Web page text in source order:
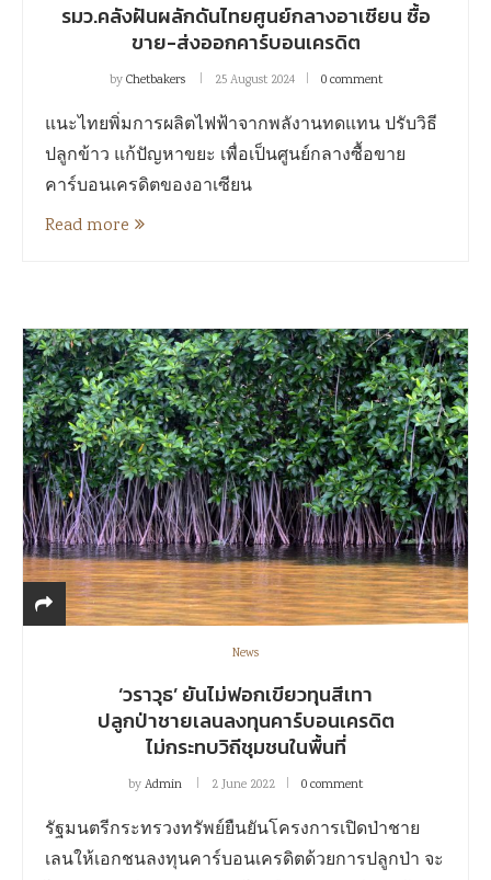
รมว.คลังฝันผลักดันไทยศูนย์กลางอาเซียน ซื้อ
ขาย-ส่งออกคาร์บอนเครดิต
byChetbakers 25 August 2024 0 comment
แนะไทยพิ่มการผลิตไฟฟ้าจากพลังานทดแทน ปรับวิธี
ปลูกข้าว แก้ปัญหาขยะ เพื่อเป็นศูนย์กลางซื้อขาย
คาร์บอนเครดิตของอาเซียน
Read more
News
‘วราวุธ’ ยันไม่ฟอกเขียวทุนสีเทา
ปลูกป่าชายเลนลงทุนคาร์บอนเครดิต
ไม่กระทบวิถีชุมชนในพื้นที่
byAdmin 2 June 2022 0 comment
รัฐมนตรีกระทรวงทรัพย์ยืนยันโครงการเปิดป่าชาย
เลนให้เอกชนลงทุนคาร์บอนเครดิตด้วยการปลูกป่า จะ